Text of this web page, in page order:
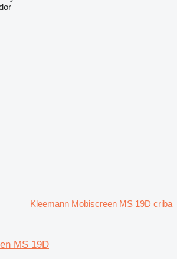
Kleemann Mobiscreen MS 19D criba
MS 19D